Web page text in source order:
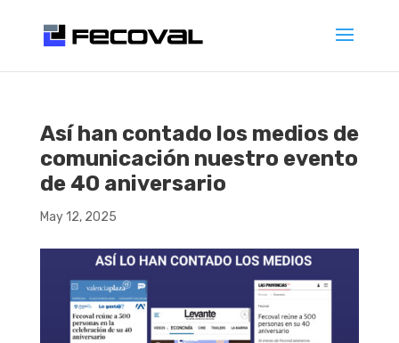
Así han contado los medios de
comunicación nuestro evento
de 40 aniversario
May 12, 2025